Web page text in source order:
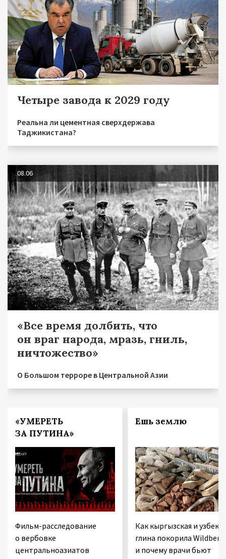
Четыре завода к 2029 году
Реальна ли цементная сверхдержава
Таджикистана?
08.06
«Все время долбить, что
он враг народа, мразь, гниль,
ничтожество»
О Большом терроре в Центральной Азии
«УМЕРЕТЬ
ЗА ПУТИНА»
Фильм-расследование
о вербовке
центральноазиатов
Ешь землю
Как кыргызская и
глина покорила
и почему врачи бьют